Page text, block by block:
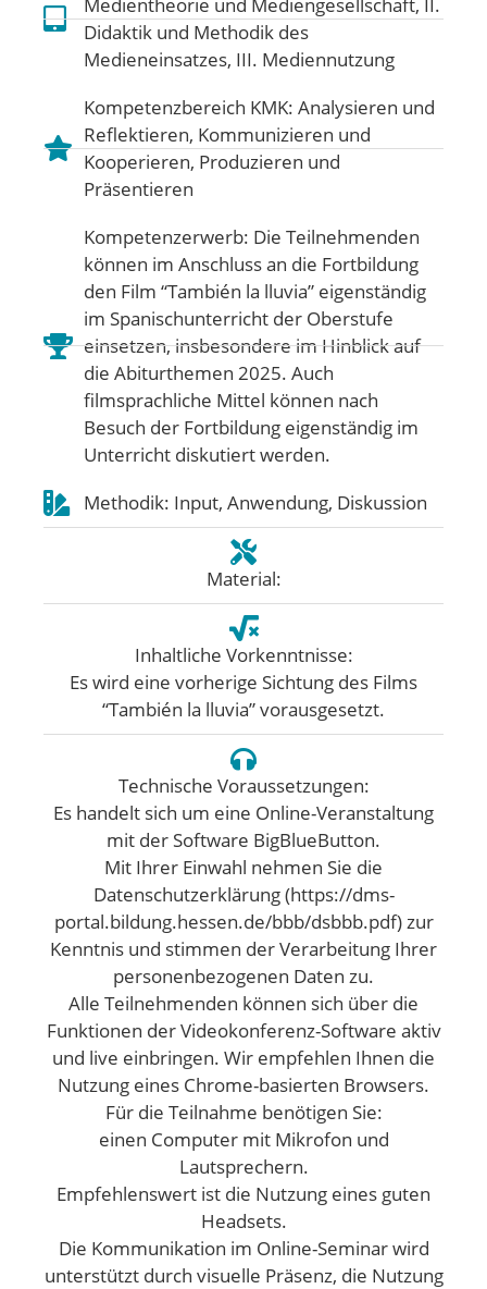
Didaktik und Methodik des
Medieneinsatzes, III. Mediennutzung
Kompetenzbereich KMK: Analysieren und
Reflektieren, Kommunizieren und
Kooperieren, Produzieren und
Präsentieren
Kompetenzerwerb: Die Teilnehmenden
können im Anschluss an die Fortbildung
den Film “También la lluvia” eigenständig
im Spanischunterricht der Oberstufe
einsetzen, insbesondere im Hinblick auf
die Abiturthemen 2025. Auch
filmsprachliche Mittel können nach
Besuch der Fortbildung eigenständig im
Unterricht diskutiert werden.
Methodik: Input, Anwendung, Diskussion
Material:
Inhaltliche Vorkenntnisse:
Es wird eine vorherige Sichtung des Films
“También la lluvia” vorausgesetzt.
Technische Voraussetzungen:
Es handelt sich um eine Online-Veranstaltung
mit der Software BigBlueButton.
Mit Ihrer Einwahl nehmen Sie die
Datenschutzerklärung (https://dms-
portal.bildung.hessen.de/bbb/dsbbb.pdf) zur
Kenntnis und stimmen der Verarbeitung Ihrer
personenbezogenen Daten zu.
Alle Teilnehmenden können sich über die
Funktionen der Videokonferenz-Software aktiv
und live einbringen. Wir empfehlen Ihnen die
Nutzung eines Chrome-basierten Browsers.
Für die Teilnahme benötigen Sie:
einen Computer mit Mikrofon und
Lautsprechern.
Empfehlenswert ist die Nutzung eines guten
Headsets.
Die Kommunikation im Online-Seminar wird
unterstützt durch visuelle Präsenz, die Nutzung